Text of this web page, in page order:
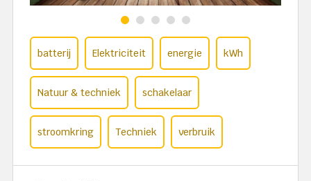
batterij Elektriciteit energie kWh
Natuur & techniek schakelaar
stroomkring Techniek verbruik